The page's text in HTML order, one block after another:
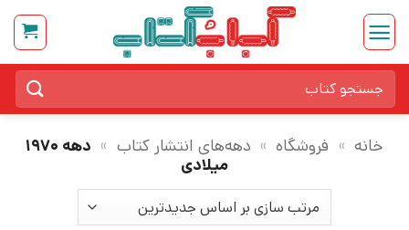
Skip
content
برای:
خانه » فروشگاه » دهه‌های انتشار کتاب »
دهه ۱۹۷۰
میلادی